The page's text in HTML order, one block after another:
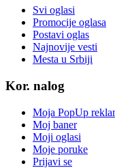
Svi oglasi
Promocije oglasa
Postavi oglas
Najnovije vesti
Mesta u Srbiji
Kor. nalog
Moja PopUp
Moj baner
Moji oglasi
Moje poruke
Prijavi se